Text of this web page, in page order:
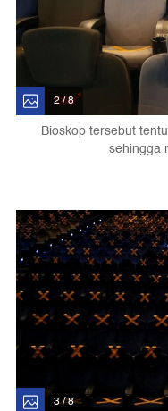
2 / 8
Bioskop tersebut
sehingga
3 / 8